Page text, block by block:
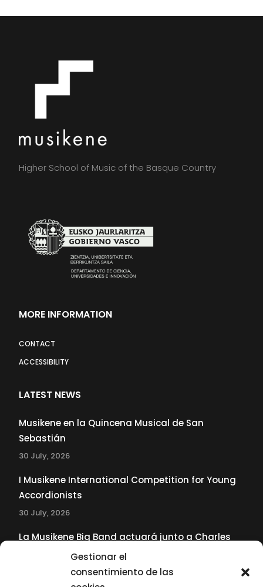
Gestionar el
consentimiento de las
Higher School of Music of the Basque Country
MORE INFORMATION
CONTACT
ACCESSIBILITY
LATEST NEWS
Musikene en la Quincena Musical de San
Sebastián
30 July, 2026
I Musikene International Competition for Young
Accordionists
30 July, 2026
La Musikene Big Band actuará junto a Charles
Tolliver en el 61 Jazzaldia